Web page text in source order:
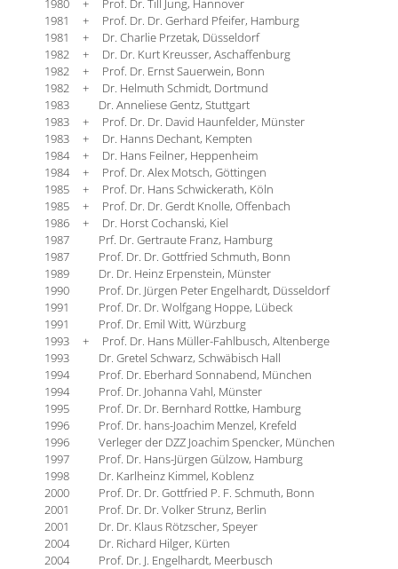
1980 + Prof. Dr. Till Jung, Hannover
1981 + Prof. Dr. Dr. Gerhard Pfeifer, Hamburg
1981 + Dr. Charlie Przetak, Düsseldorf
1982 + Dr. Dr. Kurt Kreusser, Aschaffenburg
1982 + Prof. Dr. Ernst Sauerwein, Bonn
1982 + Dr. Helmuth Schmidt, Dortmund
1983 Dr. Anneliese Gentz, Stuttgart
1983 + Prof. Dr. Dr. David Haunfelder, Münster
1983 + Dr. Hanns Dechant, Kempten
1984 + Dr. Hans Feilner, Heppenheim
1984 + Prof. Dr. Alex Motsch, Göttingen
1985 + Prof. Dr. Hans Schwickerath, Köln
1985 + Prof. Dr. Dr. Gerdt Knolle, Offenbach
1986 + Dr. Horst Cochanski, Kiel
1987 Prf. Dr. Gertraute Franz, Hamburg
1987 Prof. Dr. Dr. Gottfried Schmuth, Bonn
1989 Dr. Dr. Heinz Erpenstein, Münster
1990 Prof. Dr. Jürgen Peter Engelhardt, Düsseldorf
1991 Prof. Dr. Dr. Wolfgang Hoppe, Lübeck
1991 Prof. Dr. Emil Witt, Würzburg
1993 + Prof. Dr. Hans Müller-Fahlbusch, Altenberge
1993 Dr. Gretel Schwarz, Schwäbisch Hall
1994 Prof. Dr. Eberhard Sonnabend, München
1994 Prof. Dr. Johanna Vahl, Münster
1995 Prof. Dr. Dr. Bernhard Rottke, Hamburg
1996 Prof. Dr. hans-Joachim Menzel, Krefeld
1996 Verleger der DZZ Joachim Spencker, München
1997 Prof. Dr. Hans-Jürgen Gülzow, Hamburg
1998 Dr. Karlheinz Kimmel, Koblenz
2000 Prof. Dr. Dr. Gottfried P. F. Schmuth, Bonn
2001 Prof. Dr. Dr. Volker Strunz, Berlin
2001 Dr. Dr. Klaus Rötzscher, Speyer
2004 Dr. Richard Hilger, Kürten
2004 Prof. Dr. J. Engelhardt, Meerbusch